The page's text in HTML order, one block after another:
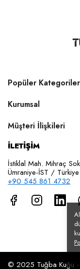
Popüler Kategoriler
Kurumsal
Müşteri İlişkileri
İLETİŞİM
İstiklal Mah. Mihraç
Ümraniye-İST / Türkiye
+90 545 861 4732
© 2025 Tuğba Kuğu -